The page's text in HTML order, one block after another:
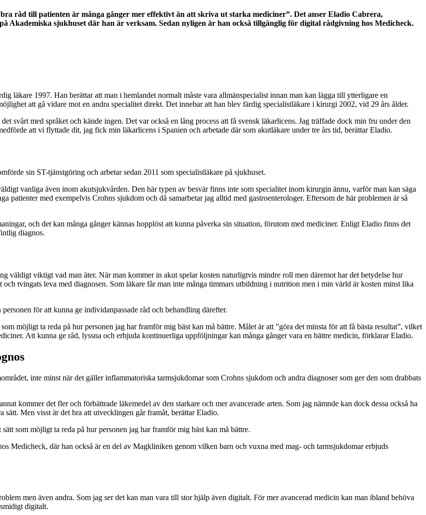
råd till patienten är många gånger mer effektivt än att skriva ut starka mediciner”. Det anser Eladio Cabrera,
Akademiska sjukhuset där han är verksam. Sedan nyligen är han också tillgänglig för digital rådgivning hos Medicheck.
läkare 1997. Han berättar att man i hemlandet normalt måste vara allmänspecialist innan man kan lägga till ytterligare en
att gå vidare mot en andra specialitet direkt. Det innebar att han blev färdig specialistläkare i kirurgi 2002, vid 29 års ålder.
svårt med språket och kände ingen. Det var också en lång process att få svensk läkarlicens. Jag träffade dock min fru under den
att vi flyttade dit, jag fick min läkarlicens i Spanien och arbetade där som akutläkare under tre års tid, berättar Eladio.
sin ST-tjänstgöring och arbetar sedan 2011 som specialistläkare på sjukhuset.
vanliga även inom akutsjukvården. Den här typen av besvär finns inte som specialitet inom kirurgin ännu, varför man kan säga
patienter med exempelvis Crohns sjukdom och då samarbetar jag alltid med gastroenterologer. Eftersom de här problemen är så
och det kan många gånger kännas hopplöst att kunna påverka sin situation, förutom med mediciner. Enligt Eladio finns det
diagnos.
väldigt viktigt vad man äter. När man kommer in akut spelar kosten naturligtvis mindre roll men däremot har det betydelse hur
tvingats leva med diagnosen. Som läkare får man inte många timmars utbildning i nutrition men i min värld är kosten minst lika
för att kunna ge individanpassade råd och behandling därefter.
möjligt ta reda på hur personen jag har framför mig bäst kan må bättre. Målet är att ”göra det minsta för att få bästa resultat”, vilket
Att kunna ge råd, lyssna och erbjuda kontinuerliga uppföljningar kan många gånger vara en bättre medicin, förklarar Eladio.
inte minst när det gäller inflammatoriska tarmsjukdomar som Crohns sjukdom och andra diagnoser som ger den som drabbats
kommer det fler och förbättrade läkemedel av den starkare och mer avancerade arten. Som jag nämnde kan dock dessa också ha
Men visst är det bra att utvecklingen går framåt, berättar Eladio.
som möjligt ta reda på hur personen jag har framför mig bäst kan må bättre.
Medicheck, där han också är en del av Magkliniken genom vilken barn och vuxna med mag- och tarmsjukdomar erbjuds
men även andra. Som jag ser det kan man vara till stor hjälp även digitalt. För mer avancerad medicin kan man ibland behöva
digitalt.